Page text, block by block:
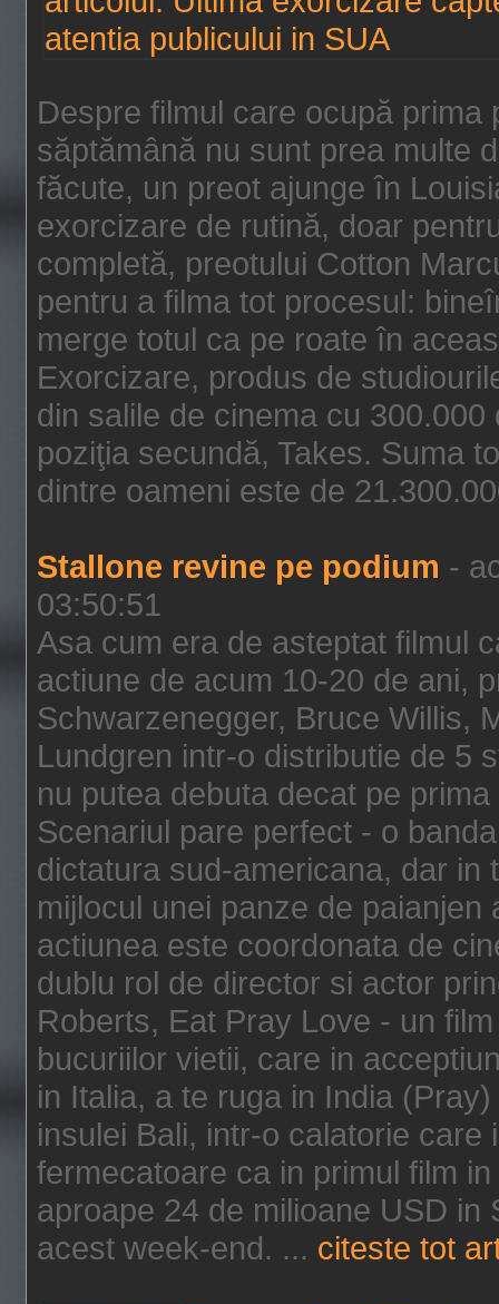
Despre filmul care ocupă
săptămână nu sunt prea multe
făcute, un preot ajunge în
exorcizare de rutină, doar
completă, preotului Cotton
pentru a filma tot procesul:
merge totul ca pe roate în
Exorcizare, produs de
din salile de cinema cu
poziţia secundă, Takes. Suma
dintre oameni este de
Stallone revine pe podium -
03:50:51
Asa cum era de asteptat filmul
actiune de acum 10-20 de ani,
Schwarzenegger, Bruce Willis,
Lundgren intr-o distributie de 5
nu putea debuta decat pe
Scenariul pare perfect - o
dictatura sud-americana, dar in
mijlocul unei panze de
actiunea este coordonata de
dublu rol de director si actor
Roberts, Eat Pray Love - un
bucuriilor vietii, care in
in Italia, a te ruga in India
insulei Bali, intr-o calatorie
fermecatoare ca in primul film
aproape 24 de milioane USD in
acest week-end. ... citeste tot